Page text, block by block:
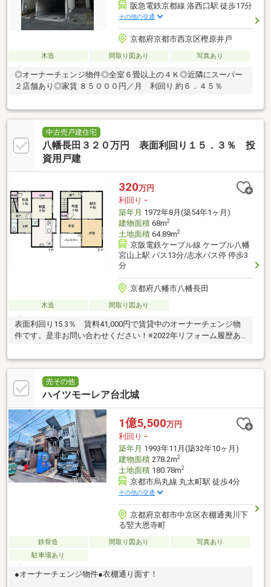
阪急電鉄京都線 洛西口駅 徒歩17分
その他の交通
京都府京都市西京区樫原井戸
木造 間取り図あり 写真あり
◎オーナーチェンジ物件◎全室６畳以上の４Ｋ◎近隣にスーパー
２店舗あり◎家賃 ８５０００円／月 利回り 約６．４５％
中古売戸建住宅
八幡長田３２０万円 表面利回り１５．３％ 投
資用戸建
320万円
利回り -
築年月 1972年8月(築54年1ヶ月)
建物面積68m2
土地面積64.89m2
京阪電鉄ケーブル線 ケーブル八幡
宮山上駅 バス13分/志水バス停 停歩3
分
京都府八幡市八幡長田
木造 間取り図あり
表面利回り15.3％ 賃料41,000円で賃貸中のオーナーチェンジ物
件です。是非お問い合わせください！※2022年リフォーム履歴あ
売その他
ハイツモーレア台北城
1億5,500万円
利回り -
築年月 1993年11月(築32年10ヶ月)
建物面積278.2m2
土地面積180.78m2
京都市烏丸線 丸太町駅 徒歩4分
その他の交通
京都府京都市中京区衣棚通夷川下
る竪大恩寺町
鉄骨造 間取り図あり
写真あり
駐車場あり
●オーナーチェンジ物件●衣棚通り面す！